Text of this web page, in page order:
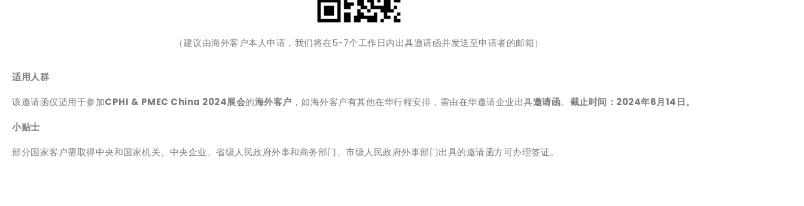
（建议由海外客户本人申请，我们将在5-7个工作日内出具邀请函并发送至申请者的邮箱）
适用人群
该邀请函仅适用于参加CPHI & PMEC China 2024展会的海外客户 ，如海外客户有其他在华行程安排，需由在华邀请企业出具邀请函。 截止时间：2024年6月14日。
小贴士
部分国家客户需取得中央和国家机关、中央企业、省级人民政府外事和商务部门、市级人民政府外事部门出具的邀请函方可办理签证。